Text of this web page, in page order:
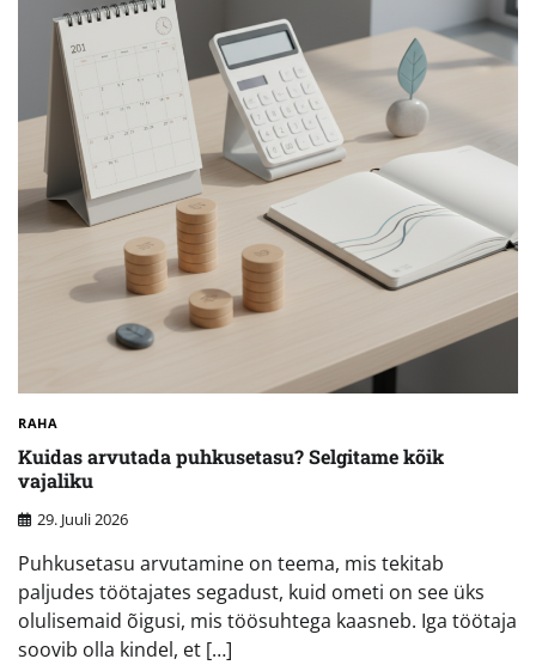
RAHA
Kuidas arvutada puhkusetasu? Selgitame kõik
vajaliku
29. Juuli 2026
Puhkusetasu arvutamine on teema, mis tekitab
paljudes töötajates segadust, kuid ometi on see üks
olulisemaid õigusi, mis töösuhtega kaasneb. Iga töötaja
soovib olla kindel, et […]